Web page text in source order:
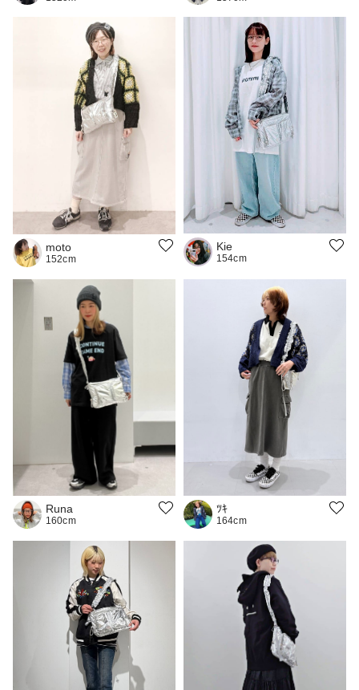
moto
152cm
Kie
154cm
Runa
160cm
ﾂｷ
164cm